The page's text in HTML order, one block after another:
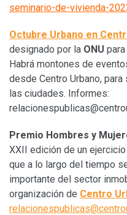
seminario-de-vivienda-
Octubre Urbano en
designado por la ONU
Habrá montones de
desde Centro Urbano,
las ciudades. Informes:
Premio Hombres y
XXII edición de un
que a lo largo del tiempo
importante del sector
organización de Centro